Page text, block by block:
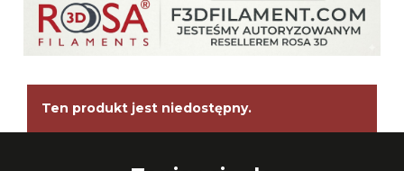
Ten produkt jest niedostępny.